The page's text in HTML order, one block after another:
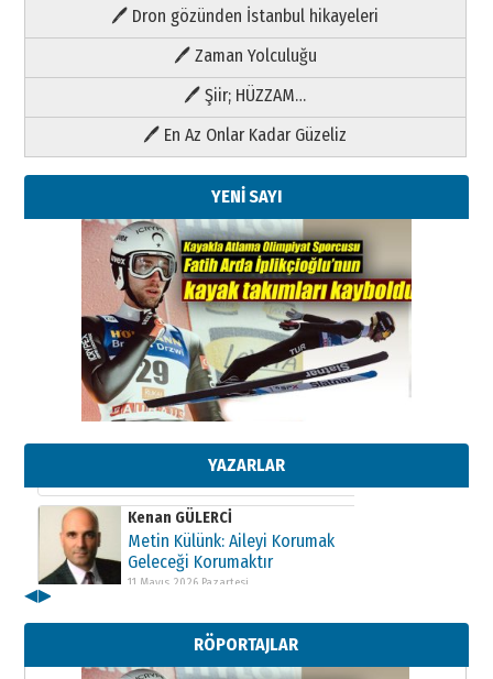
🖊 Dron gözünden İstanbul hikayeleri
🖊 Zaman Yolculuğu
🖊 Şiir; HÜZZAM…
🖊 En Az Onlar Kadar Güzeliz
YENİ SAYI
YAZARLAR
Kenan GÜLERCİ
Metin Külünk: Aileyi Korumak
11 Mayıs 2026 Pazartesi
Kenan GÜLERCİ
Metin Külünk: Aileyi Korumak
Geleceği Korumaktır
11 Mayıs 2026 Pazartesi
Metin Külünk: Aileyi Korumak
Geleceği Korumaktır
11 Mayıs 2026 Pazartesi
◀▶
RÖPORTAJLAR